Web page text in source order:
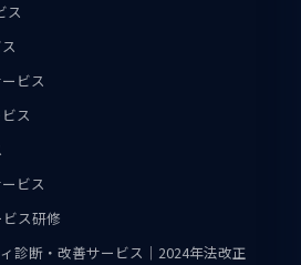
ス
ビス
ス
ビス
ス研修
診断・改善サービス｜2024年法改正